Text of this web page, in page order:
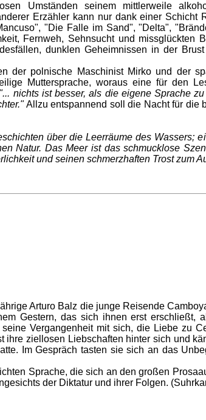
Umständen seinem mittlerweile
Erzähler kann nur dank einer
"Die Falle im Sand", "Delta",
Fernweh, Sehnsucht und missglückten
dunklen Geheimnissen in der
der polnische Maschinist Mirko und der
Muttersprache, woraus eine für den
"... nichts ist besser, als die eigene Sprache
Allzu entspannend soll die Nacht für die
über die Leerräume des Wassers;
Natur. Das Meer ist das schmucklose
und seinen schmerzhaften Trost zum
Arturo Balz die junge Reisende
Gestern, das sich ihnen erst
Vergangenheit mit sich, die Liebe zu
ziellosen Liebschaften hinter sich und
Im Gespräch tasten sie sich an das
Sprache, die sich an den großen
der Diktatur und ihrer Folgen.